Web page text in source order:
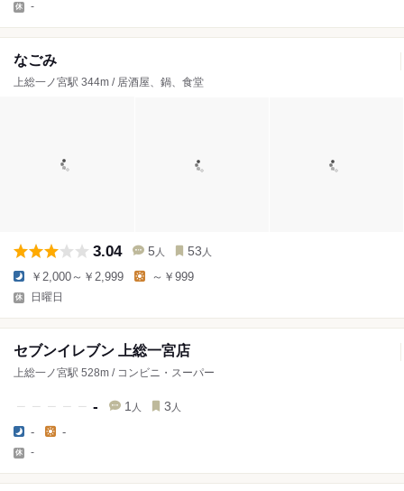
-
なごみ
上総一ノ宮駅 344m / 居酒屋、鍋、食堂
3.04 5 人 53 人
￥2,000～￥2,999 ～￥999
日曜日
セブンイレブン 上総一宮店
上総一ノ宮駅 528m / コンビニ・スーパー
- 1 人 3 人
- -
-